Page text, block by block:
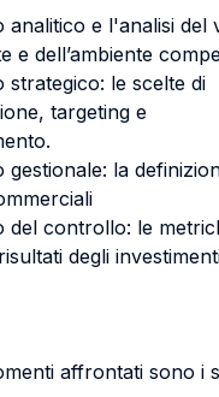
analitico e l'analisi del
e dell’ambiente
strategico: le scelte di
targeting e
gestionale: la
del controllo: le
degli
affrontati sono i